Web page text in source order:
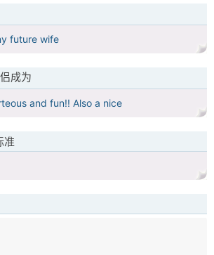
future wife
成为
and fun!! Also a nice
准